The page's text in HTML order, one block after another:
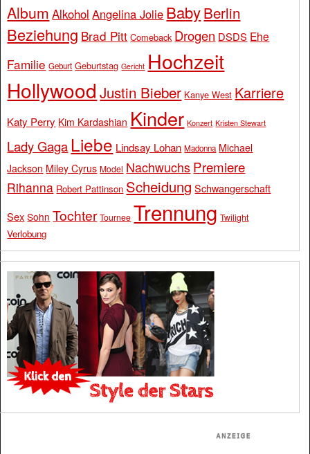
Album Alkohol Angelina Jolie BabyBerlin
Beziehung Brad Pitt Comeback Drogen DSDS Ehe
Familie Geburt Geburtstag Gericht Hochzeit
Hollywood Justin Bieber Kanye West Karriere
Katy Perry Kim Kardashian Kinder Konzert Kristen Stewart
Lady Gaga Liebe Lindsay Lohan Madonna Michael
Jackson Miley Cyrus Model Nachwuchs Premiere
Rihanna Robert Pattinson Scheidung Schwangerschaft
Sex Sohn Tochter Tournee Trennung Twilight
Verlobung